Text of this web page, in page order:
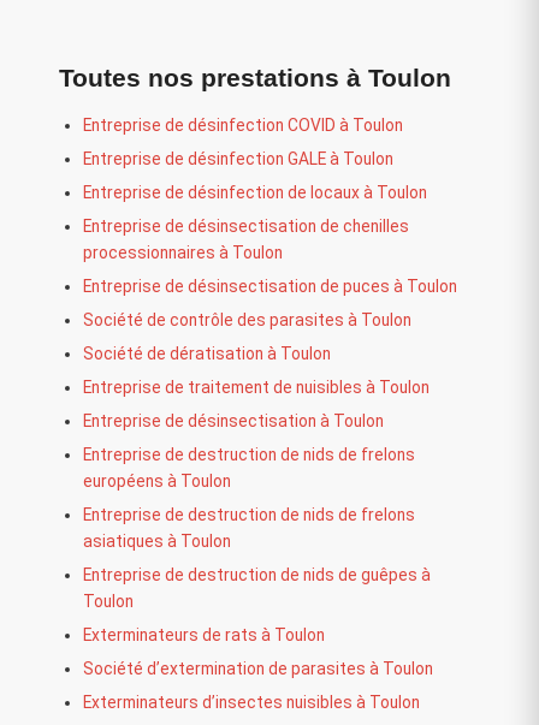
Toutes nos prestations à Toulon
Entreprise de désinfection COVID à Toulon
Entreprise de désinfection GALE à Toulon
Entreprise de désinfection de locaux à Toulon
Entreprise de désinsectisation de chenilles
processionnaires à Toulon
Entreprise de désinsectisation de puces à Toulon
Société de contrôle des parasites à Toulon
Société de dératisation à Toulon
Entreprise de traitement de nuisibles à Toulon
Entreprise de désinsectisation à Toulon
Entreprise de destruction de nids de frelons
européens à Toulon
Entreprise de destruction de nids de frelons
asiatiques à Toulon
Entreprise de destruction de nids de guêpes à
Toulon
Exterminateurs de rats à Toulon
Société d’extermination de parasites à Toulon
Exterminateurs d’insectes nuisibles à Toulon